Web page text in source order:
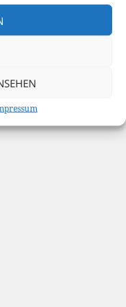
von WordPress